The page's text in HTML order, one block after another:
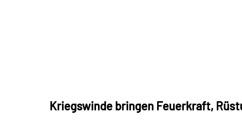
Kriegswinde bringen Feuerkraft,